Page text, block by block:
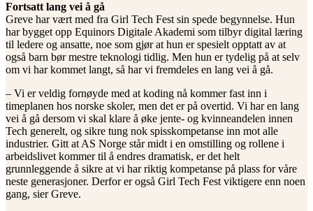
Fortsatt lang vei å gå
Greve har vært med fra Girl Tech Fest sin spede begynnelse. Hun
har bygget opp Equinors Digitale Akademi som tilbyr digital læring
til ledere og ansatte, noe som gjør at hun er spesielt opptatt av at
også barn bør mestre teknologi tidlig. Men hun er tydelig på at selv
om vi har kommet langt, så har vi fremdeles en lang vei å gå.
– Vi er veldig fornøyde med at koding nå kommer fast inn i
timeplanen hos norske skoler, men det er på overtid. Vi har en lang
vei å gå dersom vi skal klare å øke jente- og kvinneandelen innen
Tech generelt, og sikre tung nok spisskompetanse inn mot alle
industrier. Gitt at AS Norge står midt i en omstilling og rollene i
arbeidslivet kommer til å endres dramatisk, er det helt
grunnleggende å sikre at vi har riktig kompetanse på plass for våre
neste generasjoner. Derfor er også Girl Tech Fest viktigere enn noen
gang, sier Greve.